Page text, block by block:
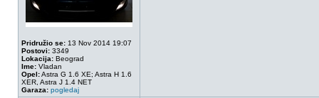
Pridružio se: 13 Nov 2014 19:07
Postovi: 3349
Lokacija: Beograd
Ime: Vladan
Opel:Astra G 1.6 XE; Astra H 1.6
XER, Astra J 1.4 NET
Garaza: pogledaj